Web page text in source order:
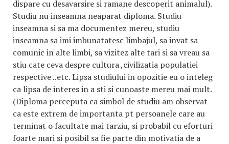
dispare cu desavarsire si ramane descoperit animalul).
Studiu nu inseamna neaparat diploma. Studiu
inseamna si sa ma documentez mereu, studiu
inseamna sa imi imbunatatesc limbajul, sa invat sa
comunic in alte limbi, sa vizitez alte tari si sa vreau sa
stiu cate ceva despre cultura ,civilizatia populatiei
respective ..etc. Lipsa studiului in opozitie eu o inteleg
ca lipsa de interes in a sti si cunoaste mereu mai mult.
(Diploma perceputa ca simbol de studiu am observat
ca este extrem de importanta pt persoanele care au
terminat o facultate mai tarziu, si probabil cu eforturi
foarte mari si posibil sa fie parte din motivatia de a